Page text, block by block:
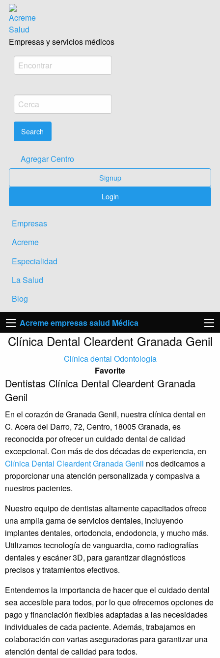
Acreme empresas salud Médica
Empresas y servicios médicos
Agregar Centro
Signup
Login
Empresas
Acreme
Especialidad
La Salud
Blog
Acreme empresas salud Médica
Clínica Dental Cleardent Granada Genil
Clínica dental Odontología
Favorite
Dentistas Clínica Dental Cleardent Granada
Genil
En el corazón de Granada Genil, nuestra clínica dental en
C. Acera del Darro, 72, Centro, 18005 Granada, es
reconocida por ofrecer un cuidado dental de calidad
excepcional. Con más de dos décadas de experiencia, en
Clínica Dental Cleardent Granada Genil nos dedicamos a
proporcionar una atención personalizada y compasiva a
nuestros pacientes.
Nuestro equipo de dentistas altamente capacitados ofrece
una amplia gama de servicios dentales, incluyendo
implantes dentales, ortodoncia, endodoncia, y mucho más.
Utilizamos tecnología de vanguardia, como radiografías
dentales y escáner 3D, para garantizar diagnósticos
precisos y tratamientos efectivos.
Entendemos la importancia de hacer que el cuidado dental
sea accesible para todos, por lo que ofrecemos opciones de
pago y financiación flexibles adaptadas a las necesidades
individuales de cada paciente. Además, trabajamos en
colaboración con varias aseguradoras para garantizar una
atención dental de calidad para todos.